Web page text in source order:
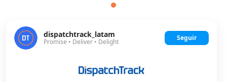
dispatchtrack_latam
Promise • Deliver • Delight Seguir